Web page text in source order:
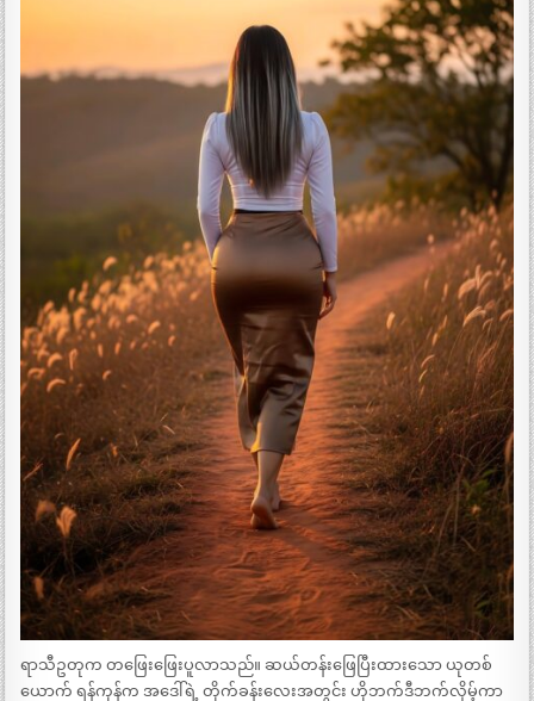
ရာသီဥတုက တဖြေးဖြေးပူလာသည်။ ဆယ်တန်းဖြေပြီးထားသော ယုတစ်
ယောက် ရန်ကုန်က အဒေါ်ရဲ့ တိုက်ခန်းလေးအတွင်း ဟိုဘက်ဒီဘက်လှိမ့်ကာ